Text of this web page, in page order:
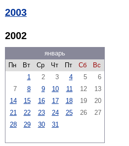
2003
2002
январь
Пн
Вт Ср Чт Пт Сб
Вс
1
2 3 4 5
6
7
8 9 10 11 12
13
14
15 16 17 18 19
20
21
22 23 24 25 26
27
28
29 30 31